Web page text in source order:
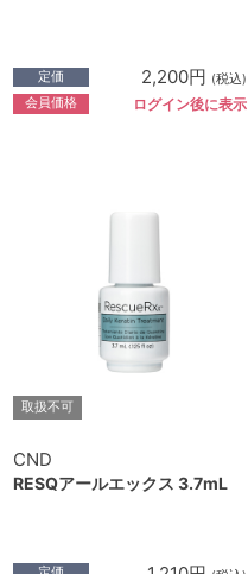
定価 2,200円 (税込)
会員価格 ログイン後に表示
取扱不可
CND
RESQアールエックス 3.7mL